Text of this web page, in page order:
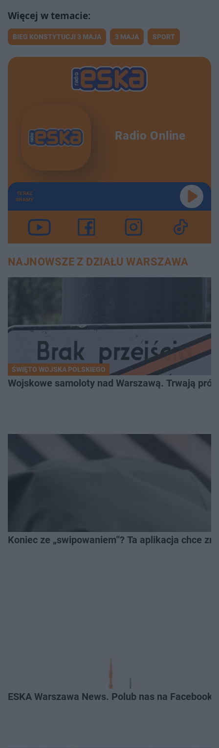
BIEG KONSTYTUCJI 3 MAJA 3 MAJA SPORT
Radio Online
TERAZ
GRAMY
NAJNOWSZE Z DZIAŁU WARSZAWA
ŚWIĘTO WOJSKA POLSKIEGO
Wojskowe samoloty nad Warszawą. Trwają
Koniec ze „swipowaniem”? Ta aplikacja chce
ESKA Warszawa News. Polub nas na